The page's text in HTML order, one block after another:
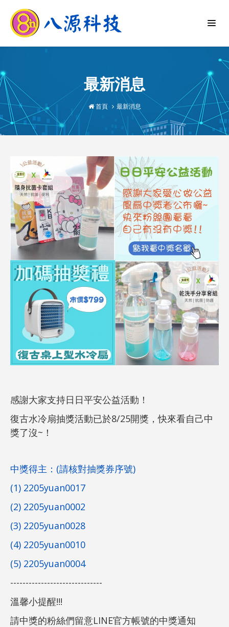
最新消息
首頁 最新消息
感謝大家支持日日平安公益活動！
復古水冷扇抽獎活動已於8/25開獎，快來看自己中
獎了沒~！
中獎得主：(請核對抽獎券序號)
(1) 2205yuan0017
(2) 2205yuan0002
(3) 2205yuan0028
(4) 2205yuan0010
(5) 2205yuan0004
------------------------------
溫馨小提醒!!!
請中獎的粉絲們留意LINE官方帳號的中獎通知